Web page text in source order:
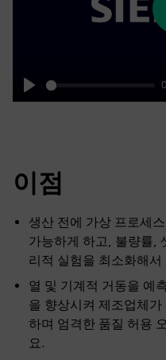
Play
이점
생산 전에 가상 프로세
가능하게 하고, 불량률,
리적 실험을 최소화해
열 및 기계적 거동을 예
을 향상시켜 제조업체
하며 엄격한 품질 허용
요.